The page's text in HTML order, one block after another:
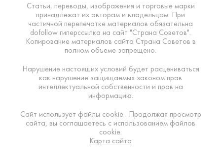
Статьи, переводы, изображения и торговые марки
принадлежат их авторам и владельцам. При
частичной перепечатке материалов обязательна
dofollow гиперссылка на сайт "Страна Советов".
Копирование материалов сайта Страна Советов в
полном объеме запрещено.
Нарушение настоящих условий будет расцениваться
как нарушение защищаемых законом прав
интеллектуальной собственности и прав на
информацию.
Сайт использует файлы cookie . Продолжая просмотр
сайта, вы соглашаетесь с использованием файлов
cookie.
Карта сайта